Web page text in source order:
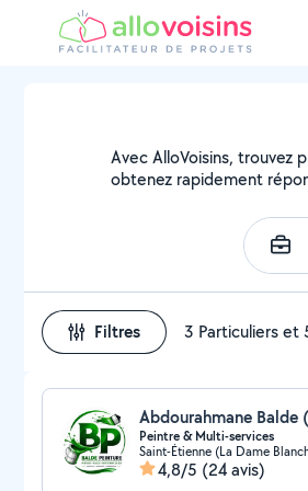
Avec AlloVoisins, trouvez
obtenez rapidement
Filtres 3 Particuliers et
Peintre & Multi-services
Saint-Étienne (La Dame
4,8/5 (24 avis)